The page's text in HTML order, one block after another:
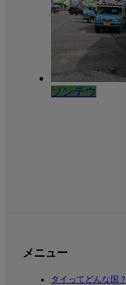
ソンテウ
メニュー
タイってどんな国？